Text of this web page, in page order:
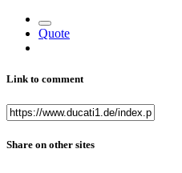
Quote
Link to comment
Share on other sites